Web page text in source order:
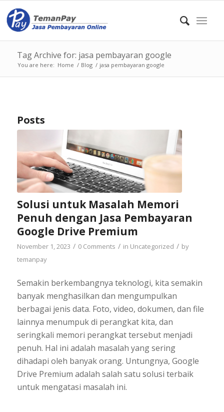
Tag Archive for: jasa pembayaran google
You are here: Home / Blog / jasa pembayaran google
Posts
Solusi untuk Masalah Memori
Penuh dengan Jasa Pembayaran
Google Drive Premium
November 1, 2023 / 0 Comments / in Uncategorized / by
temanpay
Semakin berkembangnya teknologi, kita semakin
banyak menghasilkan dan mengumpulkan
berbagai jenis data. Foto, video, dokumen, dan file
lainnya menumpuk di perangkat kita, dan
seringkali memori perangkat tersebut menjadi
penuh. Hal ini adalah masalah yang sering
dihadapi oleh banyak orang. Untungnya, Google
Drive Premium adalah salah satu solusi terbaik
untuk mengatasi masalah ini.